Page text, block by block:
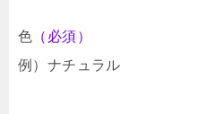
色 （必須）
例）ナチュラル